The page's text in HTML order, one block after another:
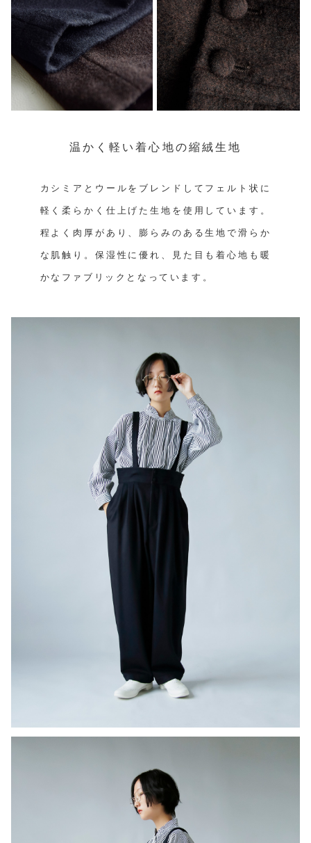
温かく軽い着心地の縮絨生地
カシミアとウールをブレンドしてフェルト状に
軽く柔らかく仕上げた生地を使用しています。
程よく肉厚があり、膨らみのある生地で滑らか
な肌触り。保湿性に優れ、見た目も着心地も暖
かなファブリックとなっています。